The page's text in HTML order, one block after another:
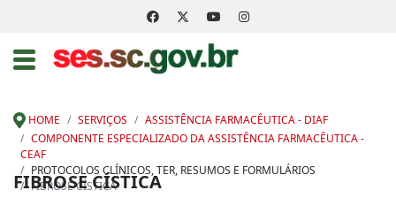
HOME SERVIÇOS
ASSISTÊNCIA FARMACÊUTICA - DIAF
COMPONENTE ESPECIALIZADO DA ASSISTÊNCIA FARMACÊUTICA -
CEAF
PROTOCOLOS CLÍNICOS, TER, RESUMOS E FORMULÁRIOS
FIBROSE CÍSTICA
FIBROSE CÍSTICA